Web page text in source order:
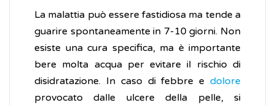
La malattia può essere fastidiosa ma tende a
guarire spontaneamente in 7-10 giorni. Non
esiste una cura specifica, ma è importante
bere molta acqua per evitare il rischio di
disidratazione. In caso di febbre e dolore
provocato dalle ulcere della pelle, si